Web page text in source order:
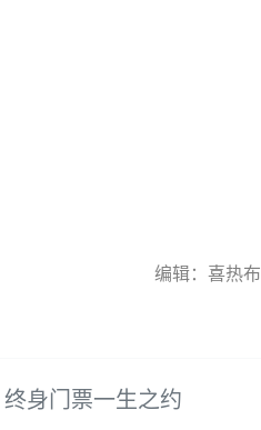
编辑：喜热布
身门票一生之约